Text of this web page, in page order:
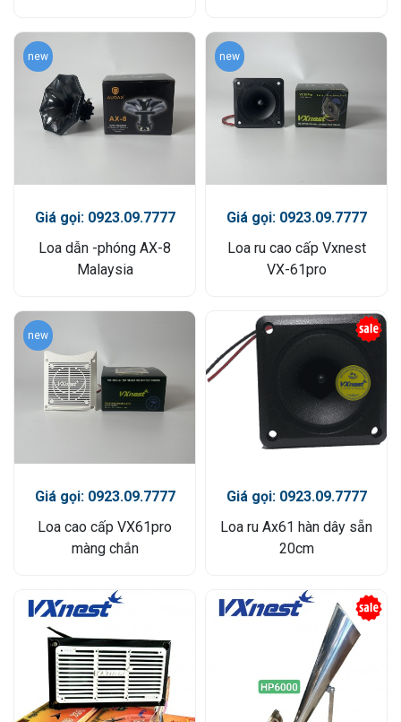
new
Giá gọi: 0923.09.7777
Loa dẫn -phóng AX-8
Malaysia
new
Giá gọi: 0923.09.7777
Loa ru cao cấp Vxnest
VX-61pro
new
Giá gọi: 0923.09.7777
Loa cao cấp VX61pro
màng chắn
Giá gọi: 0923.09.7777
Loa ru Ax61 hàn dây sẵn
20cm